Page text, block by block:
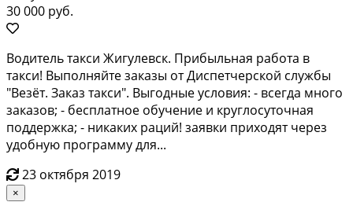
30 000 руб.
Водитель такси Жигулевск. Прибыльная работа в
такси! Выполняйте заказы от Диспетчерской службы
"Везёт. Заказ такси". Выгодные условия: - всегда много
заказов; - бесплатное обучение и круглосуточная
поддержка; - никаких раций! заявки приходят через
удобную программу для...
23 октября 2019
×